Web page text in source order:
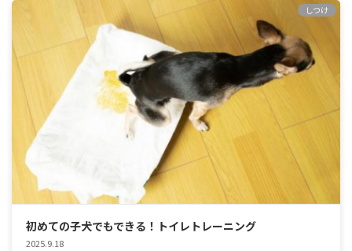
しつけ
初めての子犬でもできる！トイレトレーニング
2025.9.18